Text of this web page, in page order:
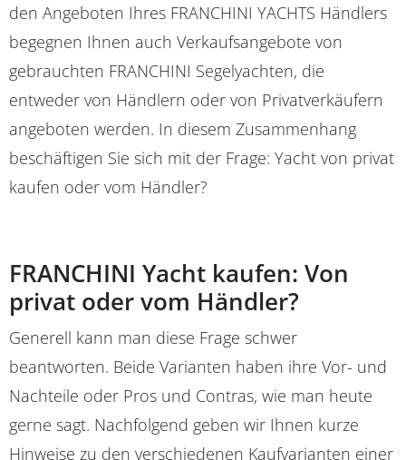
den Angeboten Ihres FRANCHINI YACHTS Händlers
begegnen Ihnen auch Verkaufsangebote von
gebrauchten FRANCHINI Segelyachten, die
entweder von Händlern oder von Privatverkäufern
angeboten werden. In diesem Zusammenhang
beschäftigen Sie sich mit der Frage: Yacht von privat
kaufen oder vom Händler?
FRANCHINI Yacht kaufen: Von
privat oder vom Händler?
Generell kann man diese Frage schwer
beantworten. Beide Varianten haben ihre Vor- und
Nachteile oder Pros und Contras, wie man heute
gerne sagt. Nachfolgend geben wir Ihnen kurze
Hinweise zu den verschiedenen Kaufvarianten einer